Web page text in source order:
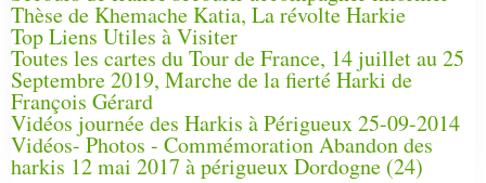
Thèse de Khemache Katia, La révolte Harkie
Top Liens Utiles à Visiter
Toutes les cartes du Tour de France, 14 juillet au 25
Septembre 2019, Marche de la fierté Harki de
François Gérard
Vidéos journée des Harkis à Périgueux 25-09-2014
Vidéos- Photos - Commémoration Abandon des
harkis 12 mai 2017 à périgueux Dordogne (24)